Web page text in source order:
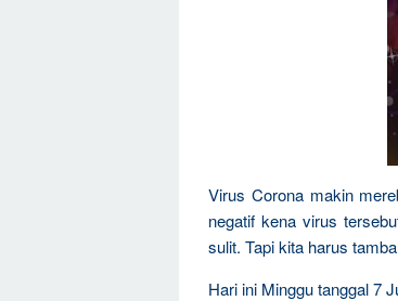
Virus Corona makin
negatif kena virus
sulit. Tapi kita harus
Hari ini Minggu tanggal 7